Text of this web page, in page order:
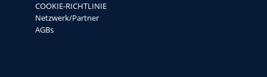
COOKIE-RICHTLINIE
Netzwerk/Partner
AGBs